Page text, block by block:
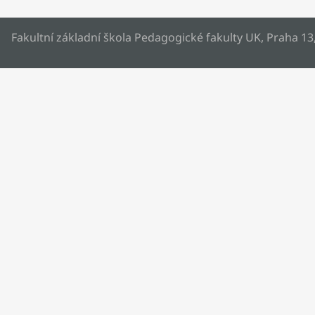
Fakultní základní škola Pedagogické fakulty UK, Praha